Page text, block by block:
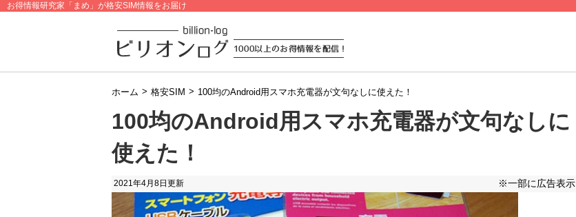
お得情報研究家「まめ」が格安SIM情報をお届け
ホーム > 格安SIM > 100均のAndroid用スマホ充電器が文句なしに使えた！
100均のAndroid用スマホ充電器が文句なしに
使えた！
2021年4月8日 更新 ※一部に広告表示